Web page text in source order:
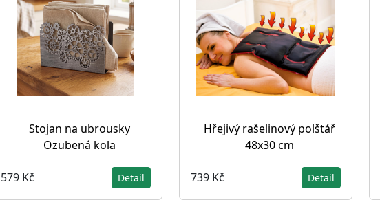
Stojan na ubrousky
Ozubená kola
579 Kč Detail
Hřejivý rašelinový polštář
48x30 cm
739 Kč Detail